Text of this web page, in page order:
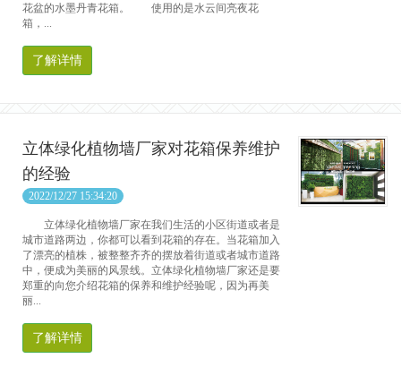
花盆的水墨丹青花箱。 使用的是水云间亮夜花
箱，...
了解详情
立体绿化植物墙厂家对花箱保养维护
的经验
2022/12/27 15:34:20
立体绿化植物墙厂家在我们生活的小区街道或者是
城市道路两边，你都可以看到花箱的存在。当花箱加入
了漂亮的植株，被整整齐齐的摆放着街道或者城市道路
中，便成为美丽的风景线。立体绿化植物墙厂家还是要
郑重的向您介绍花箱的保养和维护经验呢，因为再美
丽...
了解详情